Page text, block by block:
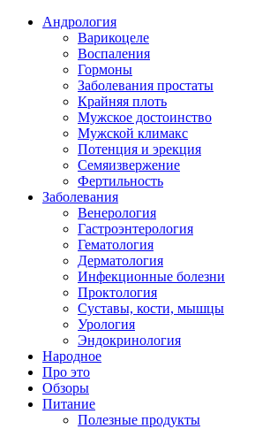
Андрология
Варикоцеле
Воспаления
Гормоны
Заболевания простаты
Крайняя плоть
Мужское достоинство
Мужской климакс
Потенция и эрекция
Семяизвержение
Фертильность
Заболевания
Венерология
Гастроэнтерология
Гематология
Дерматология
Инфекционные болезни
Проктология
Суставы, кости, мышцы
Урология
Эндокринология
Народное
Про это
Обзоры
Питание
Полезные продукты